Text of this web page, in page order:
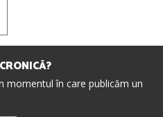
momentul în care publicăm un